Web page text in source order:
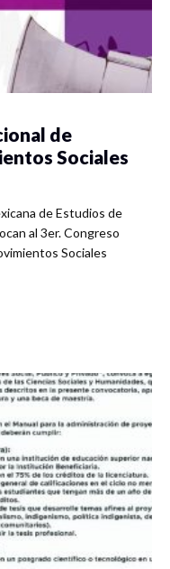
de
Sociales
de Estudios de
al 3er. Congreso
Sociales